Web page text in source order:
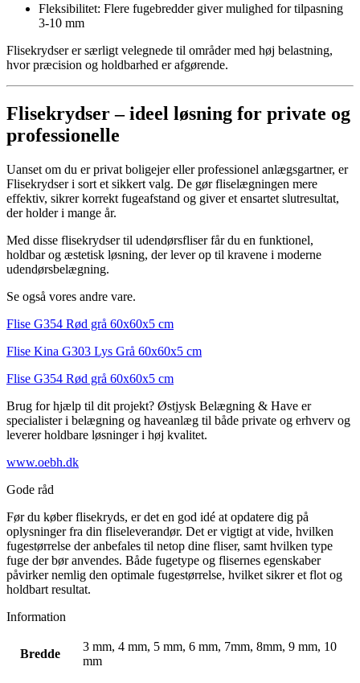
Fleksibilitet: Flere fugebredder giver mulighed for tilpasning
3-10 mm
Flisekrydser er særligt velegnede til områder med høj belastning,
hvor præcision og holdbarhed er afgørende.
Flisekrydser – ideel løsning for private og
professionelle
Uanset om du er privat boligejer eller professionel anlægsgartner, er
Flisekrydser i sort et sikkert valg. De gør fliselægningen mere
effektiv, sikrer korrekt fugeafstand og giver et ensartet slutresultat,
der holder i mange år.
Med disse flisekrydser til udendørsfliser får du en funktionel,
holdbar og æstetisk løsning, der lever op til kravene i moderne
udendørsbelægning.
Se også vores andre vare.
Flise G354 Rød grå 60x60x5 cm
Flise Kina G303 Lys Grå 60x60x5 cm
Flise G354 Rød grå 60x60x5 cm
Brug for hjælp til dit projekt? Østjysk Belægning & Have er
specialister i belægning og haveanlæg til både private og erhverv og
leverer holdbare løsninger i høj kvalitet.
www.oebh.dk
Gode råd
Før du køber flisekryds, er det en god idé at opdatere dig på
oplysninger fra din fliseleverandør. Det er vigtigt at vide, hvilken
fugestørrelse der anbefales til netop dine fliser, samt hvilken type
fuge der bør anvendes. Både fugetype og flisernes egenskaber
påvirker nemlig den optimale fugestørrelse, hvilket sikrer et flot og
holdbart resultat.
Information
Bredde
3 mm, 4 mm, 5 mm, 6 mm, 7mm, 8mm, 9 mm, 10
mm